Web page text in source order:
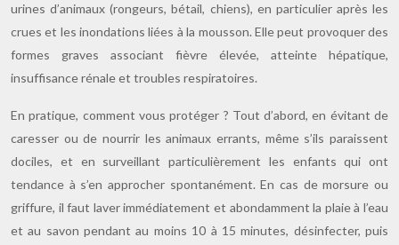
urines d’animaux (rongeurs, bétail, chiens), en particulier après les
crues et les inondations liées à la mousson. Elle peut provoquer des
formes graves associant fièvre élevée, atteinte hépatique,
insuffisance rénale et troubles respiratoires.
En pratique, comment vous protéger ? Tout d’abord, en évitant de
caresser ou de nourrir les animaux errants, même s’ils paraissent
dociles, et en surveillant particulièrement les enfants qui ont
tendance à s’en approcher spontanément. En cas de morsure ou
griffure, il faut laver immédiatement et abondamment la plaie à l’eau
et au savon pendant au moins 10 à 15 minutes, désinfecter, puis